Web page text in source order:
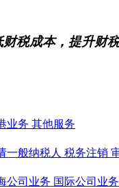
财税成本，提升财
业务 其他服务
一般纳税人 税务注销
公司业务 国际公司业